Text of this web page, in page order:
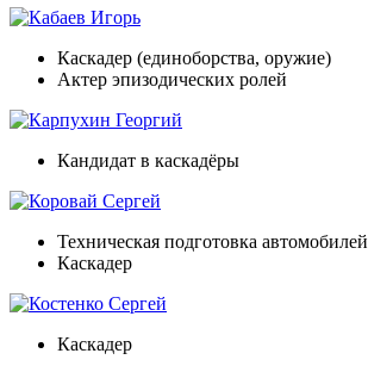
Кабаев Игорь
Каскадер (единоборства, оружие)
Актер эпизодических ролей
Карпухин Георгий
Кандидат в каскадёры
Коровай Сергей
Техническая подготовка автомобилей
Каскадер
Костенко Сергей
Каскадер